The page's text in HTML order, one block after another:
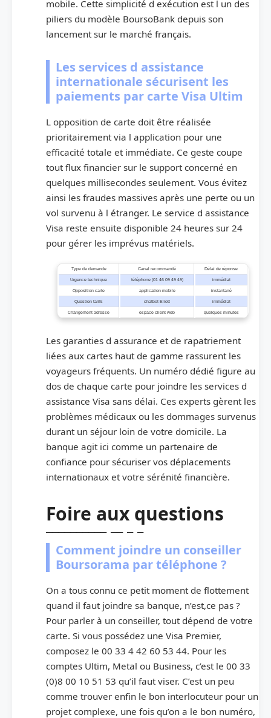
mobile. Cette simplicité d exécution est l un des
piliers du modèle BoursoBank depuis son
lancement sur le marché français.
Les services d assistance
internationale sécurisent les
paiements par carte Visa Ultim
L opposition de carte doit être réalisée
prioritairement via l application pour une
efficacité totale et immédiate. Ce geste coupe
tout flux financier sur le support concerné en
quelques millisecondes seulement. Vous évitez
ainsi les fraudes massives après une perte ou un
vol survenu à l étranger. Le service d assistance
Visa reste ensuite disponible 24 heures sur 24
pour gérer les imprévus matériels.
Type de demande Canal recommandé Délai de réponse
Urgence technique téléphone (01 46 09 49 49) immédiat
Opposition carte application mobile instantané
Question tarifs chatbot Eliott immédiat
Changement adresse espace client web quelques minutes
Les garanties d assurance et de rapatriement
liées aux cartes haut de gamme rassurent les
voyageurs fréquents. Un numéro dédié figure au
dos de chaque carte pour joindre les services d
assistance Visa sans délai. Ces experts gèrent les
problèmes médicaux ou les dommages survenus
durant un séjour loin de votre domicile. La
banque agit ici comme un partenaire de
confiance pour sécuriser vos déplacements
internationaux et votre sérénité financière.
Foire aux questions
Comment joindre un conseiller
Boursorama par téléphone ?
On a tous connu ce petit moment de flottement
quand il faut joindre sa banque, n’est,ce pas ?
Pour parler à un conseiller, tout dépend de votre
carte. Si vous possédez une Visa Premier,
composez le 00 33 4 42 60 53 44. Pour les
comptes Ultim, Metal ou Business, c’est le 00 33
(0)8 00 10 51 53 qu’il faut viser. C’est un peu
comme trouver enfin le bon interlocuteur pour un
projet complexe, une fois qu’on a le bon numéro,